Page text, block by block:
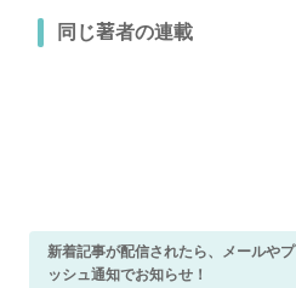
同じ著者の連載
新着記事が配信されたら、メールやプ
ッシュ通知でお知らせ！